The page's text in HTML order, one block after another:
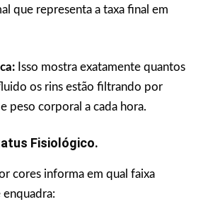
que representa a taxa final em
Isso mostra exatamente quantos
os rins estão filtrando por
peso corporal a cada hora.
Fisiológico.
cores informa em qual faixa
enquadra: